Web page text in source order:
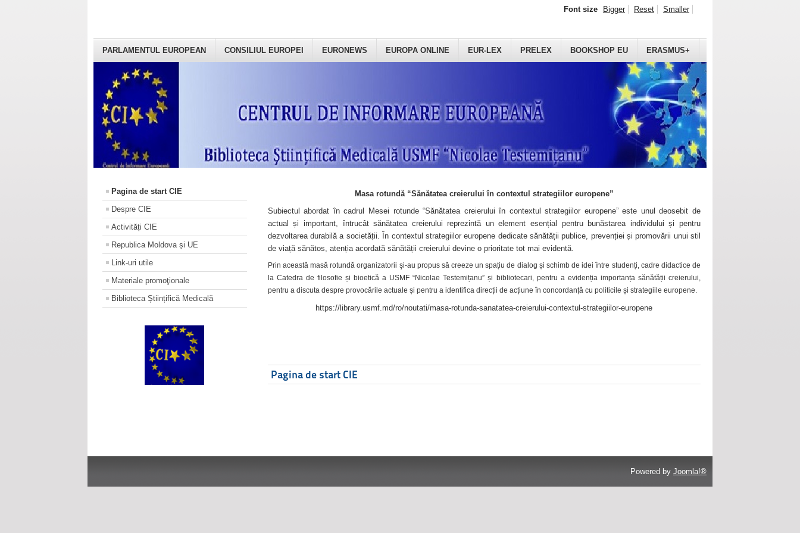
PARLAMENTUL EUROPEAN CONSILIUL EUROPEI EURONEWS EUROPA ONLINE EUR-LEX PRELEX BOOKSHOP EU ERASMUS+
Font size Bigger Reset Smaller
Pagina de start CIE
Despre CIE
Activități CIE
Republica Moldova și UE
Link-uri utile
Materiale promoţionale
Biblioteca Științifică Medicală
Masa rotundă “Sănătatea creierului în contextul strategiilor europene”
Subiectul abordat în cadrul Mesei rotunde “Sănătatea creierului în contextul strategiilor europene” este unul deosebit de
actual și important, întrucât sănătatea creierului reprezintă un element esențial pentru bunăstarea individului și pentru
dezvoltarea durabilă a societății. În contextul strategiilor europene dedicate sănătății publice, prevenției și promovării unui stil
de viață sănătos, atenția acordată sănătății creierului devine o prioritate tot mai evidentă.
Prin această masă rotundă organizatorii şi-au propus să creeze un spațiu de dialog și schimb de idei între studenți, cadre didactice de
la Catedra de filosofie și bioetică a USMF “Nicolae Testemițanu” și bibliotecari, pentru a evidenția importanța sănătății creierului,
pentru a discuta despre provocările actuale și pentru a identifica direcții de acțiune în concordanță cu politicile și strategiile europene.
https://library.usmf.md/ro/noutati/masa-rotunda-sanatatea-creierului-contextul-strategiilor-europene
Pagina de start CIE
Powered by Joomla!®